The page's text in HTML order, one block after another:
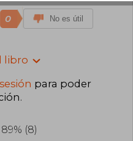
0 No es útil
libro
para poder
.
89% (8)